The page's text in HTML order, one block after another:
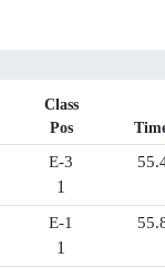
Class
Pos
E-3
1
E-1
1